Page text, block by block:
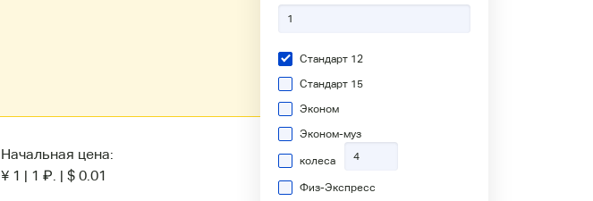
Начальная цена:
¥ 1 | 1 ₽. | $ 0.01
Стандарт 12
Стандарт 15
Эконом
Эконом-муз
колеса
Физ-Экспресс